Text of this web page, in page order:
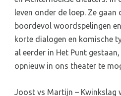
leven onder de loep. Ze
boordevol woordspelingen
korte dialogen en komische
al eerder in Het Punt
opnieuw in ons theater te
Joost vs Martijn – Kwinkslag